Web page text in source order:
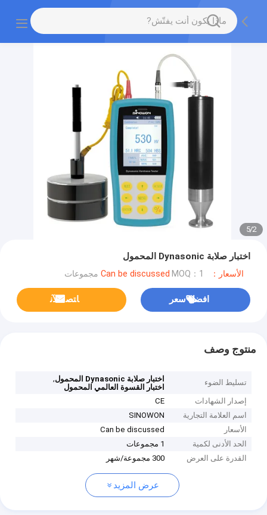
2
/
5
اختبار صلابة Dynasonic المحمول
الأسعار：Can be discussed MOQ：1 مجموعات
افضل سعر ﺎﺘﺼﻟ ﺍﻶﻧ
منتوج وصف
تسليط الضوء اختبار صلابة Dynasonic المحمول
,
اختبار القسوة العالمي المحمول
إصدار الشهادات
CE
اسم العلامة التجارية
SINOWON
الأسعار
Can be discussed
الحد الأدنى لكمية
1 مجموعات
القدرة على العرض
300 مجموعة/شهر
عرض المزيد